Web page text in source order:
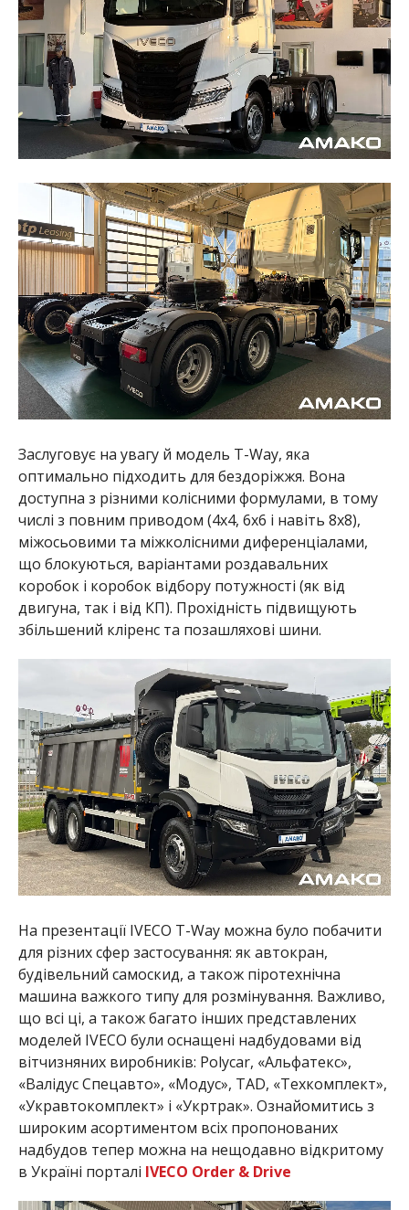
Заслуговує на увагу й модель T-Way, яка
оптимально підходить для бездоріжжя. Вона
доступна з різними колісними формулами, в тому
числі з повним приводом (4х4, 6х6 і навіть 8х8),
міжосьовими та міжколісними диференціалами,
що блокуються, варіантами роздавальних
коробок і коробок відбору потужності (як від
двигуна, так і від КП). Прохідність підвищують
збільшений кліренс та позашляхові шини.
На презентації IVECO T-Way можна було побачити
для різних сфер застосування: як автокран,
будівельний самоскид, а також піротехнічна
машина важкого типу для розмінування. Важливо,
що всі ці, а також багато інших представлених
моделей IVECO були оснащені надбудовами від
вітчизняних виробників: Polycar, «Альфатекс»,
«Валідус Спецавто», «Модус», TAD, «Техкомплект»,
«Укравтокомплект» і «Укртрак». Ознайомитись з
широким асортиментом всіх пропонованих
надбудов тепер можна на нещодавно відкритому
в Україні порталі IVECO Order & Drive